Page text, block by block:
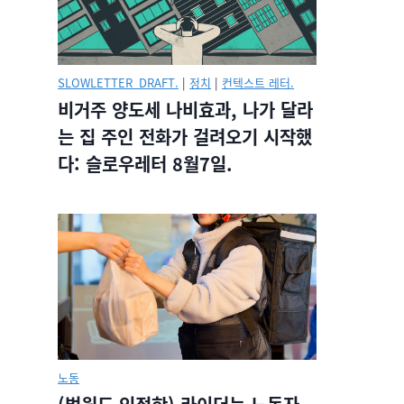
SLOWLETTER_DRAFT. | 정치 | 컨텍스트 레터.
비거주 양도세 나비효과, 나가 달라
는 집 주인 전화가 걸려오기 시작했
다: 슬로우레터 8월7일.
노동